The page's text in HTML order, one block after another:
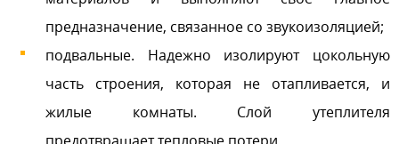
предназначение, связанное со звукоизоляцией;
подвальные. Надежно изолируют цокольную
часть строения, которая не отапливается, и
жилые комнаты. Слой утеплителя